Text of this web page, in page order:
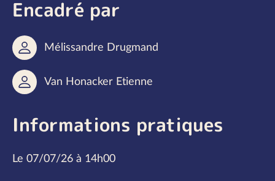
Encadré par
Mélissandre Drugmand
Van Honacker Etienne
Informations pratiques
Le 07/07/26 à 14h00